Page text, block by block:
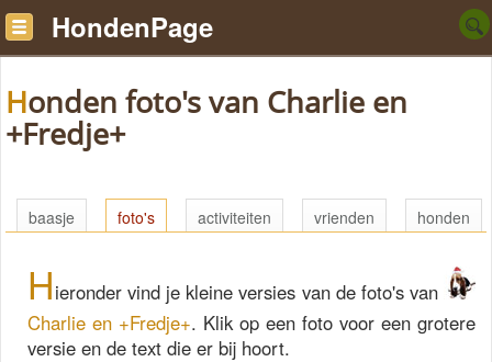
HondenPage
Honden foto's van Charlie en
+Fredje+
baasje foto's activiteiten vrienden honden
Hieronder vind je kleine versies van de foto's van
Charlie en +Fredje+. Klik op een foto voor een grotere
versie en de text die er bij hoort.